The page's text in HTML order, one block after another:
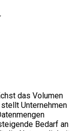
das Volumen
Unternehmen
Bedarf an